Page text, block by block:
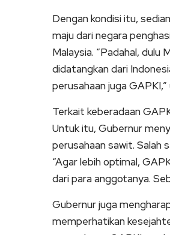
Dengan kondisi itu,
maju dari negara
Malaysia. “Padahal, dulu
didatangkan dari
perusahaan juga
Terkait keberadaan
Untuk itu, Gubernur
perusahaan sawit. Salah
“Agar lebih optimal,
dari para anggotanya.
Gubernur juga
memperhatikan